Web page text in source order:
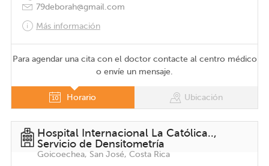
79deborah@gmail.com
Más información
Para agendar una cita con el doctor contacte al centro médico
o envíe un mensaje.
Horario Ubicación
Hospital Internacional La Católica..,
Servicio de Densitometría
Goicoechea, San José, Costa Rica